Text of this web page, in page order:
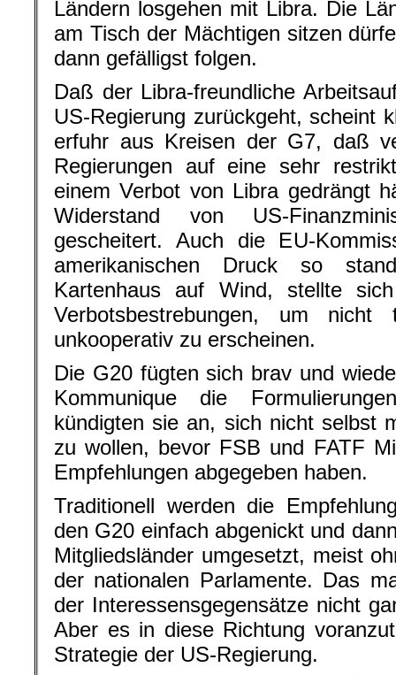
Ländern losgehen mit Libra. Die
am Tisch der Mächtigen sitzen
dann gefälligst folgen.
Daß der Libra-freundliche
US-Regierung zurückgeht, scheint
erfuhr aus Kreisen der G7, daß
Regierungen auf eine sehr
einem Verbot von Libra gedrängt
Widerstand von US-
gescheitert. Auch die EU-
amerikanischen Druck so
Kartenhaus auf Wind, stellte
Verbotsbestrebungen, um nicht
unkooperativ zu erscheinen.
Die G20 fügten sich brav und
Kommunique die
kündigten sie an, sich nicht selbst
zu wollen, bevor FSB und FATF
Empfehlungen abgegeben haben.
Traditionell werden die
den G20 einfach abgenickt und
Mitgliedsländer umgesetzt, meist
der nationalen Parlamente. Das
der Interessensgegensätze nicht
Aber es in diese Richtung
Strategie der US-Regierung.